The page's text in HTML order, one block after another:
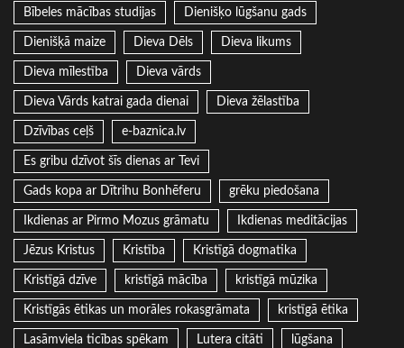
Bībeles mācības studijas Dienišķo lūgšanu gads
Dienišķā maize Dieva Dēls Dieva likums
Dieva mīlestība Dieva vārds
Dieva Vārds katrai gada dienai Dieva žēlastība
Dzīvības ceļš e-baznica.lv
Es gribu dzīvot šīs dienas ar Tevi
Gads kopa ar Dītrihu Bonhēferu grēku piedošana
Ikdienas ar Pirmo Mozus grāmatu Ikdienas meditācijas
Jēzus Kristus Kristība Kristīgā dogmatika
Kristīgā dzīve kristīgā mācība kristīgā mūzika
Kristīgās ētikas un morāles rokasgrāmata kristīgā ētika
Lasāmviela ticības spēkam Lutera citāti lūgšana